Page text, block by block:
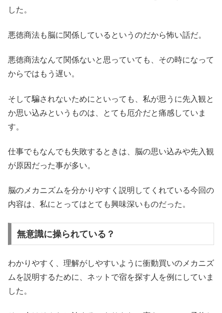
した。
悪徳商法も脳に関係しているというのだから怖い話だ。
悪徳商法なんて関係ないと思っていても、その時になって
からではもう遅い。
そして騙されないためにといっても、私が思うに先入観と
か思い込みというものは、とても厄介だと痛感していま
す。
仕事でもなんでも失敗するときは、脳の思い込みや先入観
が原因だった事が多い。
脳のメカニズムを分かりやすく説明してくれている今回の
内容は、私にとってはとても興味深いものだった。
無意識に操られている？
わかりやすく、理解がしやすいように衝動買いのメカニズ
ムを説明するために、ネットで宿を探す人を例にしていま
した。